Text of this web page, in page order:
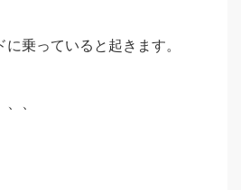
乗っていると起きます。
、